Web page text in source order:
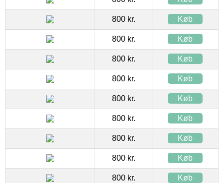
800 kr. Køb
800 kr. Køb
800 kr. Køb
800 kr. Køb
800 kr. Køb
800 kr. Køb
800 kr. Køb
800 kr. Køb
800 kr. Køb